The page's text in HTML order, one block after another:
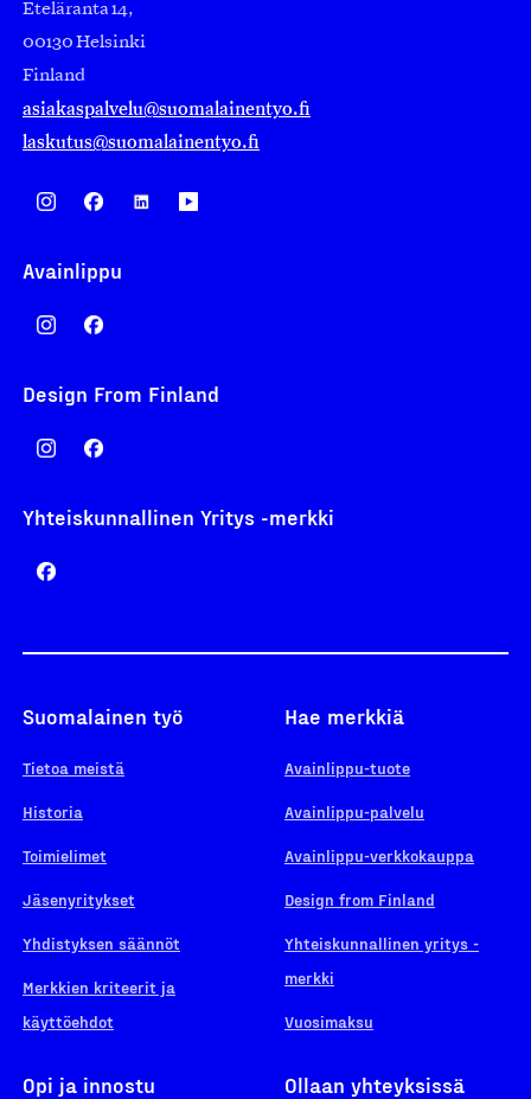
Eteläranta 14,
00130 Helsinki
Finland
asiakaspalvelu@suomalainentyo.fi
laskutus@suomalainentyo.fi
Avainlippu
Design From Finland
Yhteiskunnallinen Yritys -merkki
Suomalainen työ
Tietoa meistä
Historia
Toimielimet
Jäsenyritykset
Yhdistyksen säännöt
Merkkien kriteerit ja
käyttöehdot
Hae merkkiä
Avainlippu-tuote
Avainlippu-palvelu
Avainlippu-verkkokauppa
Design from Finland
Yhteiskunnallinen yritys -
merkki
Vuosimaksu
Opi ja innostu Ollaan yhteyksissä